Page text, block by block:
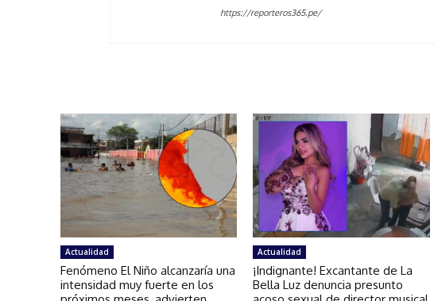
https://reporteros365.pe/
Actualidad
Fenómeno El Niño alcanzaría una
intensidad muy fuerte en los
Actualidad
¡Indignante! Excantante de La
Bella Luz denuncia presunto